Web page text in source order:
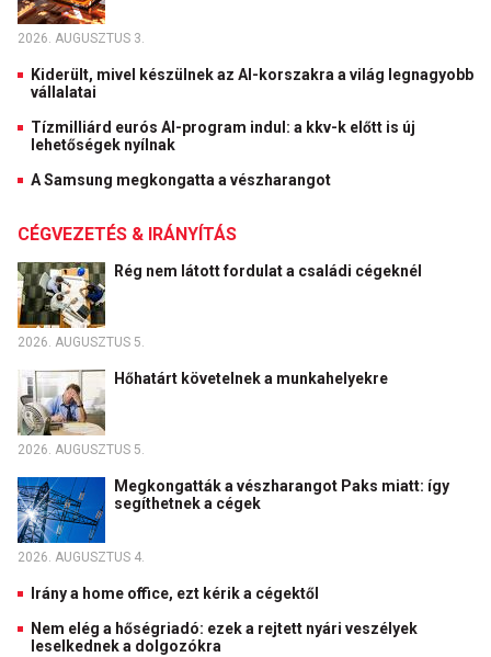
2026. AUGUSZTUS 3.
Kiderült, mivel készülnek az AI-korszakra a világ legnagyobb
vállalatai
Tízmilliárd eurós AI-program indul: a kkv-k előtt is új
lehetőségek nyílnak
A Samsung megkongatta a vészharangot
CÉGVEZETÉS & IRÁNYÍTÁS
Rég nem látott fordulat a családi cégeknél
2026. AUGUSZTUS 5.
Hőhatárt követelnek a munkahelyekre
2026. AUGUSZTUS 5.
Megkongatták a vészharangot Paks miatt: így
segíthetnek a cégek
2026. AUGUSZTUS 4.
Irány a home office, ezt kérik a cégektől
Nem elég a hőségriadó: ezek a rejtett nyári veszélyek
leselkednek a dolgozókra